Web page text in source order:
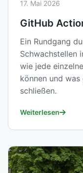
17. Mai 2026
GitHub
Ein Rundgang
Schwachstellen
wie jede
können und
schließen.
Weiterlesen